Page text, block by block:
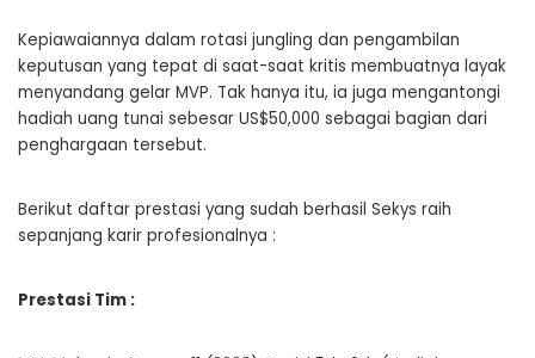
Kepiawaiannya dalam rotasi jungling dan pengambilan
keputusan yang tepat di saat-saat kritis membuatnya layak
menyandang gelar MVP. Tak hanya itu, ia juga mengantongi
hadiah uang tunai sebesar US$50,000 sebagai bagian dari
penghargaan tersebut.
Berikut daftar prestasi yang sudah berhasil Sekys raih
sepanjang karir profesionalnya :
Prestasi Tim :